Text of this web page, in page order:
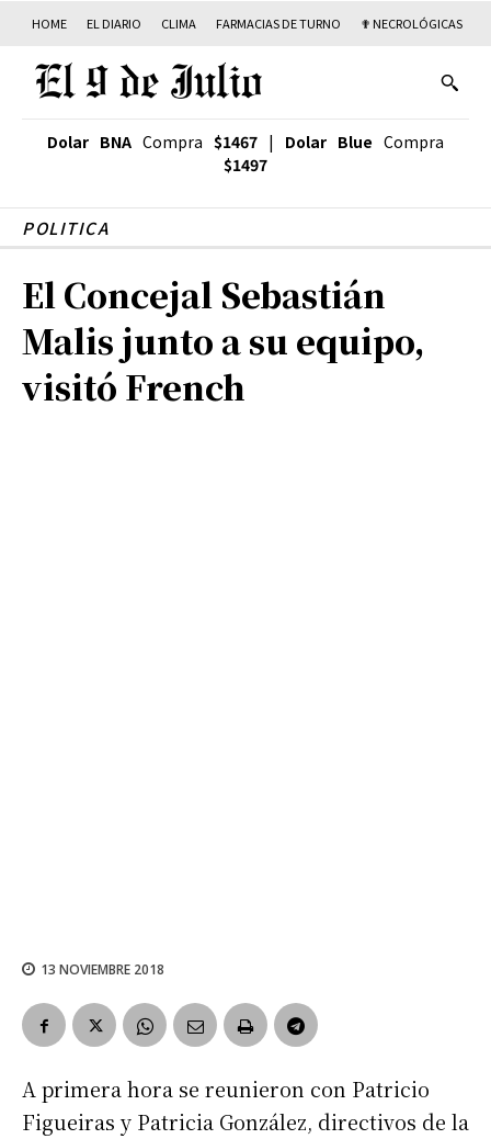
HOME EL DIARIO CLIMA FARMACIAS DE TURNO ✟ NECROLÓGICAS
Dolar BNA Compra $1467 | Dolar Blue Compra
$1497
POLITICA
El Concejal Sebastián
Malis junto a su equipo,
visitó French
13 NOVIEMBRE 2018
A primera hora se reunieron con Patricio
Figueiras y Patricia González, directivos de la